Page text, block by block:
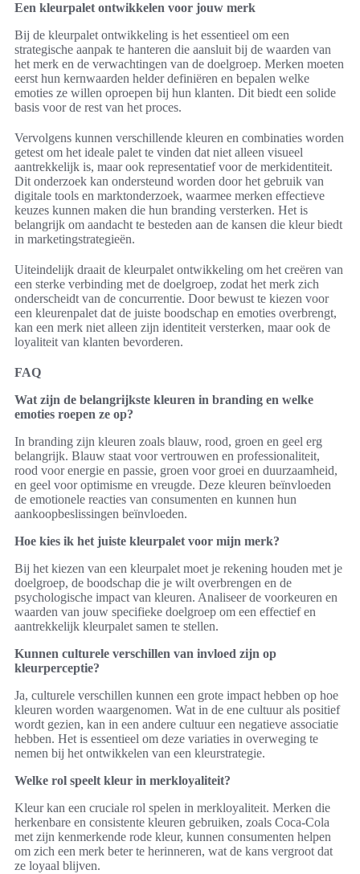
Een kleurpalet ontwikkelen voor jouw merk
Bij de kleurpalet ontwikkeling is het essentieel om een
strategische aanpak te hanteren die aansluit bij de waarden van
het merk en de verwachtingen van de doelgroep. Merken moeten
eerst hun kernwaarden helder definiëren en bepalen welke
emoties ze willen oproepen bij hun klanten. Dit biedt een solide
basis voor de rest van het proces.
Vervolgens kunnen verschillende kleuren en combinaties worden
getest om het ideale palet te vinden dat niet alleen visueel
aantrekkelijk is, maar ook representatief voor de merkidentiteit.
Dit onderzoek kan ondersteund worden door het gebruik van
digitale tools en marktonderzoek, waarmee merken effectieve
keuzes kunnen maken die hun branding versterken. Het is
belangrijk om aandacht te besteden aan de kansen die kleur biedt
in marketingstrategieën.
Uiteindelijk draait de kleurpalet ontwikkeling om het creëren van
een sterke verbinding met de doelgroep, zodat het merk zich
onderscheidt van de concurrentie. Door bewust te kiezen voor
een kleurenpalet dat de juiste boodschap en emoties overbrengt,
kan een merk niet alleen zijn identiteit versterken, maar ook de
loyaliteit van klanten bevorderen.
FAQ
Wat zijn de belangrijkste kleuren in branding en welke
emoties roepen ze op?
In branding zijn kleuren zoals blauw, rood, groen en geel erg
belangrijk. Blauw staat voor vertrouwen en professionaliteit,
rood voor energie en passie, groen voor groei en duurzaamheid,
en geel voor optimisme en vreugde. Deze kleuren beïnvloeden
de emotionele reacties van consumenten en kunnen hun
aankoopbeslissingen beïnvloeden.
Hoe kies ik het juiste kleurpalet voor mijn merk?
Bij het kiezen van een kleurpalet moet je rekening houden met je
doelgroep, de boodschap die je wilt overbrengen en de
psychologische impact van kleuren. Analiseer de voorkeuren en
waarden van jouw specifieke doelgroep om een effectief en
aantrekkelijk kleurpalet samen te stellen.
Kunnen culturele verschillen van invloed zijn op
kleurperceptie?
Ja, culturele verschillen kunnen een grote impact hebben op hoe
kleuren worden waargenomen. Wat in de ene cultuur als positief
wordt gezien, kan in een andere cultuur een negatieve associatie
hebben. Het is essentieel om deze variaties in overweging te
nemen bij het ontwikkelen van een kleurstrategie.
Welke rol speelt kleur in merkloyaliteit?
Kleur kan een cruciale rol spelen in merkloyaliteit. Merken die
herkenbare en consistente kleuren gebruiken, zoals Coca-Cola
met zijn kenmerkende rode kleur, kunnen consumenten helpen
om zich een merk beter te herinneren, wat de kans vergroot dat
ze loyaal blijven.